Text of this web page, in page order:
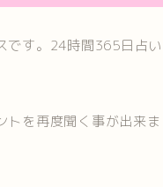
です。24時間365日占い
トを再度聞く事が出来ま